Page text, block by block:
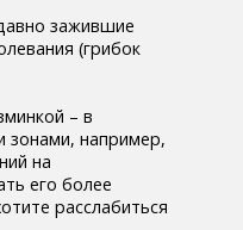
зажившие
(грибок
– в
зонами, например,
на
его более
расслабиться